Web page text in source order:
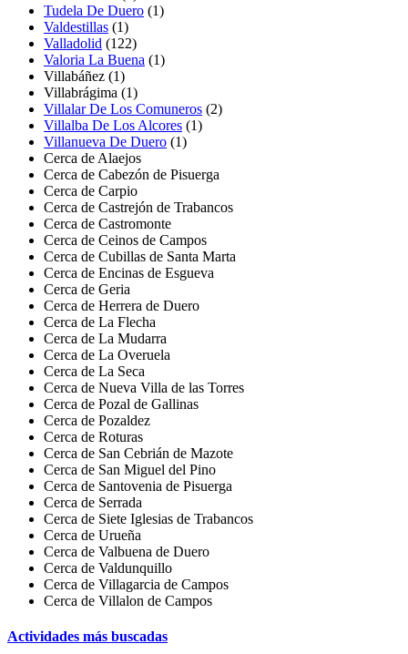
Tudela De Duero (1)
Valdestillas (1)
Valladolid (122)
Valoria La Buena (1)
Villabáñez (1)
Villabrágima (1)
Villalar De Los Comuneros (2)
Villalba De Los Alcores (1)
Villanueva De Duero (1)
Cerca de Alaejos
Cerca de Cabezón de Pisuerga
Cerca de Carpio
Cerca de Castrejón de Trabancos
Cerca de Castromonte
Cerca de Ceinos de Campos
Cerca de Cubillas de Santa Marta
Cerca de Encinas de Esgueva
Cerca de Geria
Cerca de Herrera de Duero
Cerca de La Flecha
Cerca de La Mudarra
Cerca de La Overuela
Cerca de La Seca
Cerca de Nueva Villa de las Torres
Cerca de Pozal de Gallinas
Cerca de Pozaldez
Cerca de Roturas
Cerca de San Cebrián de Mazote
Cerca de San Miguel del Pino
Cerca de Santovenia de Pisuerga
Cerca de Serrada
Cerca de Siete Iglesias de Trabancos
Cerca de Urueña
Cerca de Valbuena de Duero
Cerca de Valdunquillo
Cerca de Villagarcia de Campos
Cerca de Villalon de Campos
Actividades más buscadas